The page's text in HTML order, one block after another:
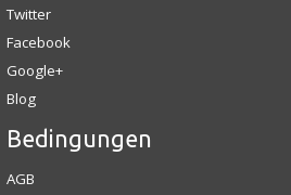
Twitter
Facebook
Google+
Blog
Bedingungen
AGB